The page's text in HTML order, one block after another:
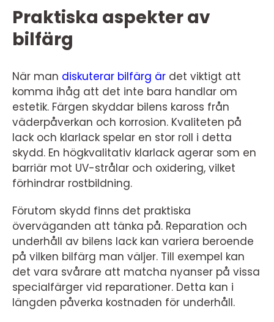
Praktiska aspekter av
bilfärg
När man diskuterar bilfärg är det viktigt att
komma ihåg att det inte bara handlar om
estetik. Färgen skyddar bilens kaross från
väderpåverkan och korrosion. Kvaliteten på
lack och klarlack spelar en stor roll i detta
skydd. En högkvalitativ klarlack agerar som en
barriär mot UV-strålar och oxidering, vilket
förhindrar rostbildning.
Förutom skydd finns det praktiska
överväganden att tänka på. Reparation och
underhåll av bilens lack kan variera beroende
på vilken bilfärg man väljer. Till exempel kan
det vara svårare att matcha nyanser på vissa
specialfärger vid reparationer. Detta kan i
längden påverka kostnaden för underhåll.